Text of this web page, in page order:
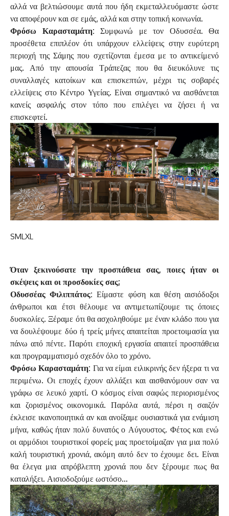
αλλά να βελτιώσουμε αυτά που ήδη εκμεταλλευόμαστε ώστε
να αποφέρουν και σε εμάς, αλλά και στην τοπική κοινωνία.
Φρόσω Καρασταμάτη: Συμφωνώ με τον Οδυσσέα. Θα
προσέθετα επιπλέον ότι υπάρχουν ελλείψεις στην ευρύτερη
περιοχή της Σάμης που σχετίζονται έμεσα με το αντικείμενό
μας. Από την απουσία Τράπεζας που θα διευκόλυνε τις
συναλλαγές κατοίκων και επισκεπτών, μέχρι τις σοβαρές
ελλείψεις στο Κέντρο Υγείας. Είναι σημαντικό να αισθάνεται
κανείς ασφαλής στον τόπο που επιλέγει να ζήσει ή να
επισκεφτεί.
SML XL
Όταν ξεκινούσατε την προσπάθεια σας, ποιες ήταν οι
σκέψεις και οι προσδοκίες σας;
Οδυσσέας Φιλιππάτος: Είμαστε φύση και θέση αισιόδοξοι
άνθρωποι και έτσι θέλουμε να αντιμετωπίζουμε τις όποιες
δυσκολίες. Ξέραμε ότι θα ασχοληθούμε με έναν κλάδο που για
να δουλέψουμε δύο ή τρείς μήνες απαιτείται προετοιμασία για
πάνω από πέντε. Παρότι εποχική εργασία απαιτεί προσπάθεια
και προγραμματισμό σχεδόν όλο το χρόνο.
Φρόσω Καρασταμάτη: Για να είμαι ειλικρινής δεν ήξερα τι να
περιμένω. Οι εποχές έχουν αλλάξει και αισθανόμουν σαν να
γράφω σε λευκό χαρτί. Ο κόσμος είναι σαφώς περιορισμένος
και ζορισμένος οικονομικά. Παρόλα αυτά, πέρσι η σαιζόν
έκλεισε ικανοποιητικά αν και ανοίξαμε ουσιαστικά για ενάμιση
μήνα, καθώς ήταν πολύ δυνατός ο Αύγουστος. Φέτος και ενώ
οι αρμόδιοι τουριστικοί φορείς μας προετοίμαζαν για μια πολύ
καλή τουριστική χρονιά, ακόμη αυτό δεν το έχουμε δει. Είναι
θα έλεγα μια απρόβλεπτη χρονιά που δεν ξέρουμε πως θα
καταλήξει. Αισιοδοξούμε ωστόσο…